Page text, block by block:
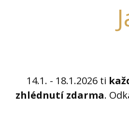
14.1. - 18.1.2026 ti
zhlédnutí zdarma.